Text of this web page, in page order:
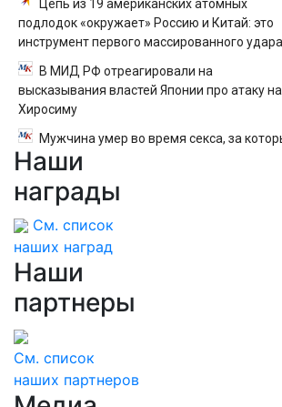
Цепь из 19 американских атомных
подлодок «окружает» Россию и Китай: это
инструмент первого массированного удара
В МИД РФ отреагировали на
высказывания властей Японии про атаку на
Хиросиму
Мужчина умер во время секса, за
заплатил 11 тысяч долларов
Наши
награды
См. список
наших наград
Наши
партнеры
См. список
наших партнеров